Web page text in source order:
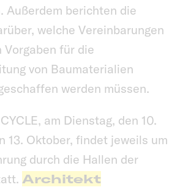
Außerdem berichten die
welche Vereinbarungen
für die
von Baumaterialien
werden müssen.
am Dienstag, den 10.
13. Oktober, findet jeweils um
durch die Hallen der
Architekt